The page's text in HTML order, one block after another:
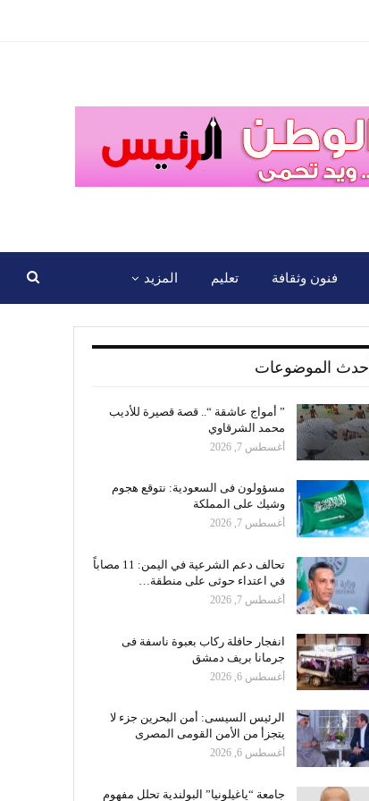
فنون وثقافة تعليم المزيد
أحدث الموضوعات
” أمواج عاشقة “.. قصة قصيرة للأديب
محمد الشرقاوي
أغسطس 7, 2026
مسؤولون فى السعودية: نتوقع هجوم
وشيك على المملكة
أغسطس 7, 2026
تحالف دعم الشرعية في اليمن: 11 مصاباً
في اعتداء حوثى على منطقة…
أغسطس 7, 2026
انفجار حافلة ركاب بعبوة ناسفة فى
جرمانا بريف دمشق
أغسطس 6, 2026
الرئيس السيسى: أمن البحرين جزء لا
يتجزأ من الأمن القومى المصرى
أغسطس 6, 2026
جامعة “ياغيلونيا” البولندية تحلل مفهوم